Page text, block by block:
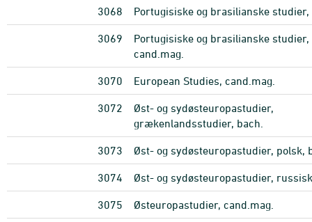
3068 Portugisiske og brasilianske studier,
3069
Portugisiske og brasilianske studier,
cand.mag.
3070 European Studies, cand.mag.
3072
Øst- og sydøsteuropastudier,
grækenlandsstudier, bach.
3073 Øst- og sydøsteuropastudier, polsk,
3074 Øst- og sydøsteuropastudier,
3075 Østeuropastudier, cand.mag.